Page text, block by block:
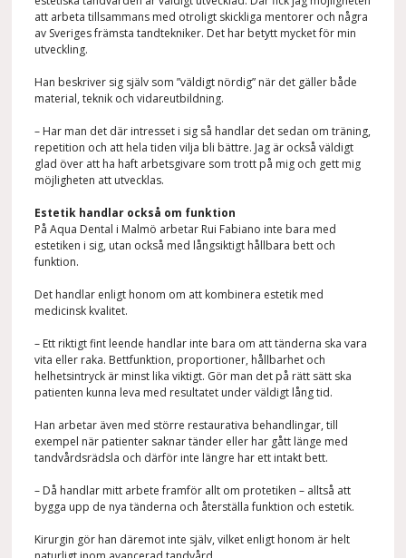
att arbeta tillsammans med otroligt skickliga mentorer och några
av Sveriges främsta tandtekniker. Det har betytt mycket för min
utveckling.
Han beskriver sig själv som ”väldigt nördig” när det gäller både
material, teknik och vidareutbildning.
– Har man det där intresset i sig så handlar det sedan om träning,
repetition och att hela tiden vilja bli bättre. Jag är också väldigt
glad över att ha haft arbetsgivare som trott på mig och gett mig
möjligheten att utvecklas.
Estetik handlar också om funktion
På Aqua Dental i Malmö arbetar Rui Fabiano inte bara med
estetiken i sig, utan också med långsiktigt hållbara bett och
funktion.
Det handlar enligt honom om att kombinera estetik med
medicinsk kvalitet.
– Ett riktigt fint leende handlar inte bara om att tänderna ska vara
vita eller raka. Bettfunktion, proportioner, hållbarhet och
helhetsintryck är minst lika viktigt. Gör man det på rätt sätt ska
patienten kunna leva med resultatet under väldigt lång tid.
Han arbetar även med större restaurativa behandlingar, till
exempel när patienter saknar tänder eller har gått länge med
tandvårdsrädsla och därför inte längre har ett intakt bett.
– Då handlar mitt arbete framför allt om protetiken – alltså att
bygga upp de nya tänderna och återställa funktion och estetik.
Kirurgin gör han däremot inte själv, vilket enligt honom är helt